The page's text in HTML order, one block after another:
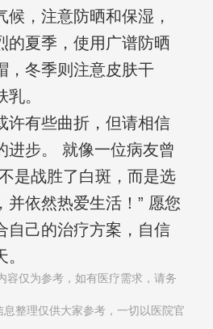
候，注意防晒和保湿，
的夏季，使用广谱防晒
，冬季则注意皮肤干
。
许有些曲折，但请相信
进步。 就像一位病友曾
是战胜了白斑，而是选
并依然热爱生活！” 愿您
自己的治疗方案，自信
容仅为参考，如有医疗需求，请务
整理仅供大家参考，一切以医院官